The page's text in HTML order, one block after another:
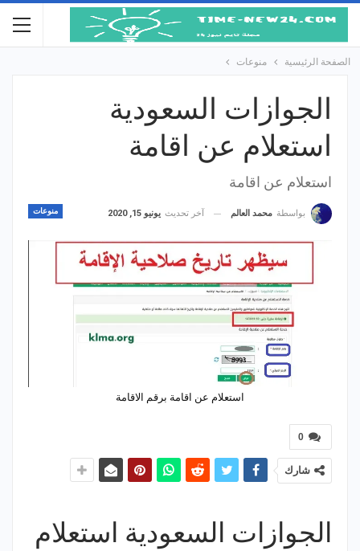
الصفحة الرئيسية منوعات
الجوازات السعودية
استعلام عن اقامة
استعلام عن اقامة
منوعات بواسطة محمد العالم آخر تحديث يونيو 15, 2020
استعلام عن اقامة برقم الاقامة
0
شارك
الجوازات السعودية استعلام